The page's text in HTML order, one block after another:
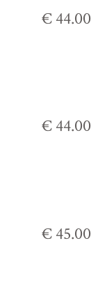
€ 44.00
€ 44.00
€ 45.00